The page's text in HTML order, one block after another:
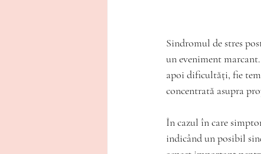
Sindromul de stres
un eveniment
apoi dificultăți, fie
concentrată asupra
În cazul în care
indicând un posibil